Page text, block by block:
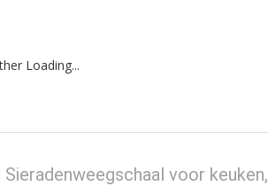
Loading...
voor keuken,